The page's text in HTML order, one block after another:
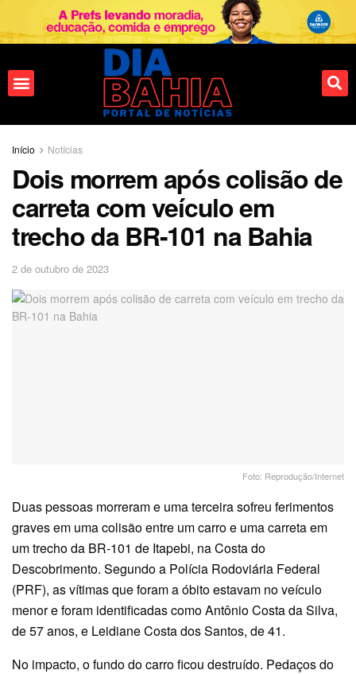
Início Notícias
Dois morrem após colisão de
carreta com veículo em
trecho da BR-101 na Bahia
2 de outubro de 2023
Foto: Reprodução/Internet
Duas pessoas morreram e uma terceira sofreu ferimentos
graves em uma colisão entre um carro e uma carreta em
um trecho da BR-101 de Itapebi, na Costa do
Descobrimento. Segundo a Polícia Rodoviária Federal
(PRF), as vítimas que foram a óbito estavam no veículo
menor e foram identificadas como Antônio Costa da Silva,
de 57 anos, e Leidiane Costa dos Santos, de 41.
No impacto, o fundo do carro ficou destruído. Pedaços do